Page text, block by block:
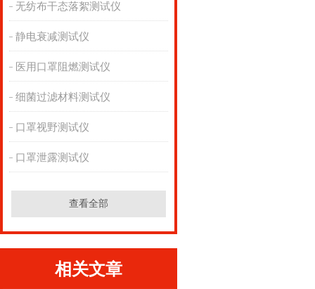
无纺布干态落絮测试仪
静电衰减测试仪
医用口罩阻燃测试仪
细菌过滤材料测试仪
口罩视野测试仪
口罩泄露测试仪
查看全部
相关文章